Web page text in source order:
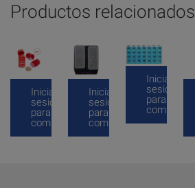
Productos relacionados
Inicia
sesión
para
comprar
Inicia
sesión
para
comprar
Inicia
sesión
para
comprar